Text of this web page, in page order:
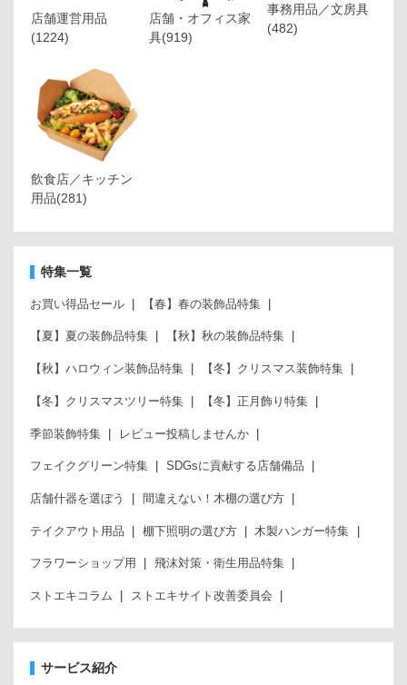
店舗運営用品
(1224)
店舗・オフィス家
具(919)
事務用品／文房具
(482)
飲食店／キッチン
用品(281)
特集一覧
お買い得品セール 【春】春の装飾品特集
【夏】夏の装飾品特集 【秋】秋の装飾品特集
【秋】ハロウィン装飾品特集 【冬】クリスマス装飾特集
【冬】クリスマスツリー特集 【冬】正月飾り特集
季節装飾特集 レビュー投稿しませんか
フェイクグリーン特集 SDGsに貢献する店舗備品
店舗什器を選ぼう 間違えない！木棚の選び方
テイクアウト用品 棚下照明の選び方 木製ハンガー特集
フラワーショップ用 飛沫対策・衛生用品特集
ストエキコラム ストエキサイト改善委員会
サービス紹介